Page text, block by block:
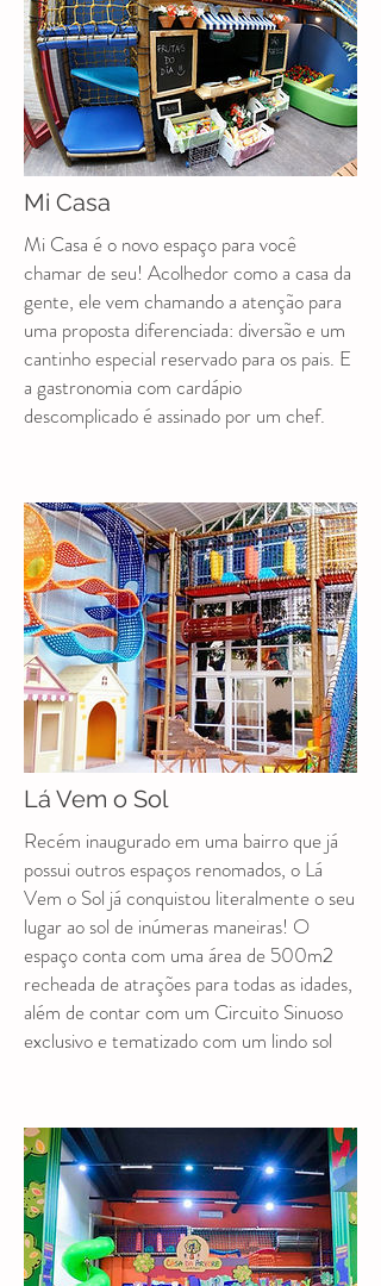
Mi Casa
Mi Casa é o novo espaço para você
chamar de seu! Acolhedor como a casa da
gente, ele vem chamando a atenção para
uma proposta diferenciada: diversão e um
cantinho especial reservado para os pais. E
a gastronomia com cardápio
descomplicado é assinado por um chef.
Lá Vem o Sol
Recém inaugurado em uma bairro que já
possui outros espaços renomados, o Lá
Vem o Sol já conquistou literalmente o seu
lugar ao sol de inúmeras maneiras! O
espaço conta com uma área de 500m2
recheada de atrações para todas as idades,
além de contar com um Circuito Sinuoso
exclusivo e tematizado com um lindo sol